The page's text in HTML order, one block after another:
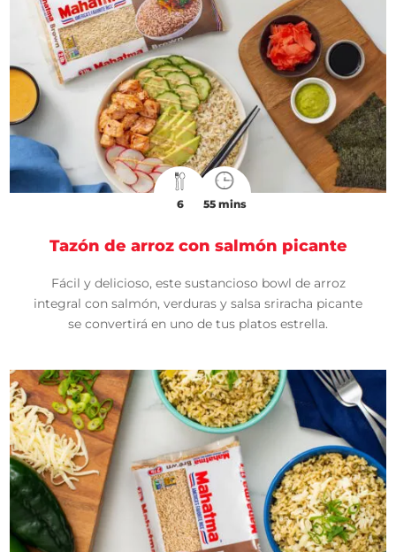
6 55 mins
Tazón de arroz con salmón picante
Fácil y delicioso, este sustancioso bowl de arroz
integral con salmón, verduras y salsa sriracha picante
se convertirá en uno de tus platos estrella.